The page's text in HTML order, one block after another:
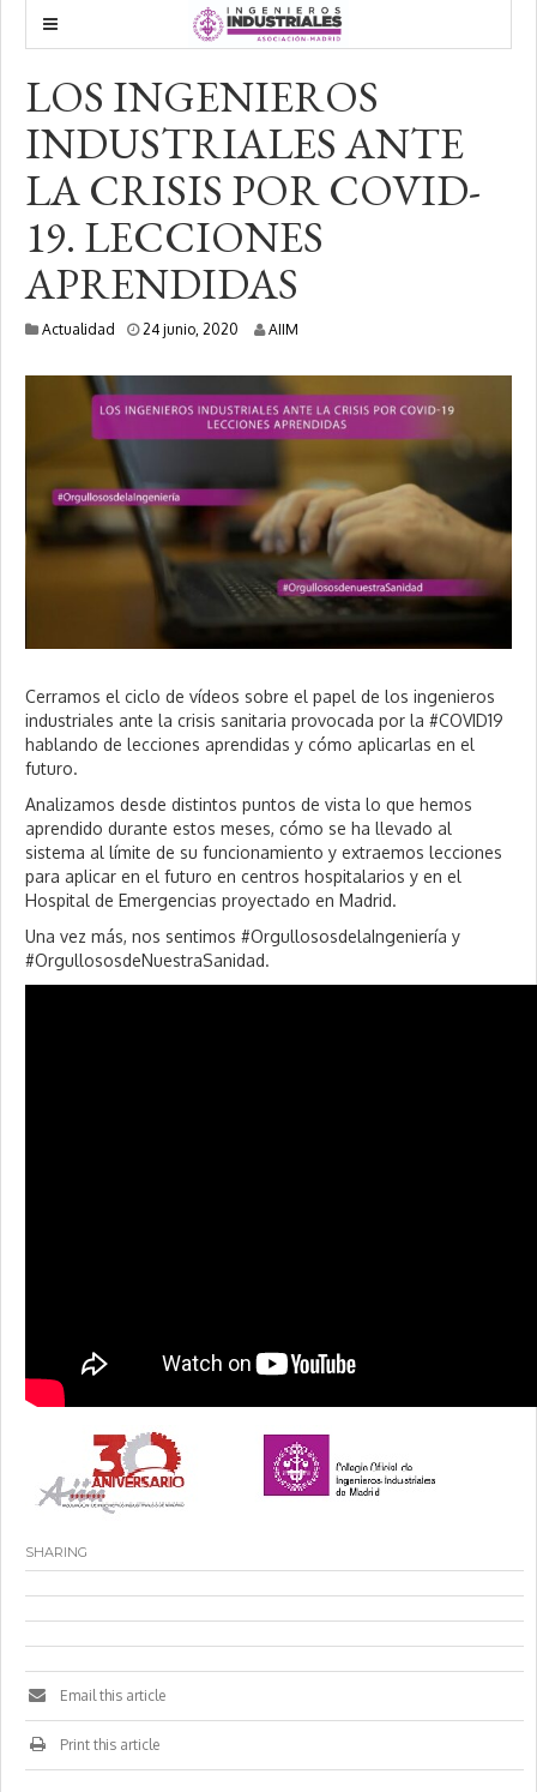
LOS INGENIEROS
INDUSTRIALES ANTE
LA CRISIS POR COVID-
19. LECCIONES
APRENDIDAS
Actualidad 24 junio, 2020
n
i
2
0
2
0
AIIM
Cerramos el ciclo de vídeos sobre el papel de los ingenieros
industriales ante la crisis sanitaria provocada por la #COVID19
hablando de lecciones aprendidas y cómo aplicarlas en el
futuro.
Analizamos desde distintos puntos de vista lo que hemos
aprendido durante estos meses, cómo se ha llevado al
sistema al límite de su funcionamiento y extraemos lecciones
para aplicar en el futuro en centros hospitalarios y en el
Hospital de Emergencias proyectado en Madrid.
Una vez más, nos sentimos #OrgullososdelaIngeniería y
#OrgullososdeNuestraSanidad.
SHARING
Email this article
Print this article